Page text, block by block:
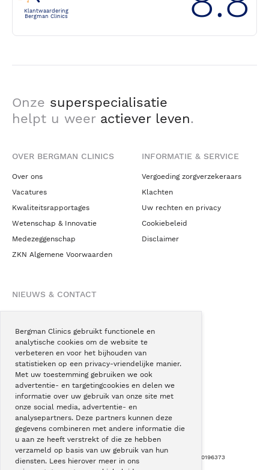
Bergman Clinics gebruikt functionele en
analytische cookies om de website te
verbeteren en voor het bijhouden van
statistieken op een privacy-vriendelijke manier.
Met uw toestemming gebruiken we ook
advertentie- en targetingcookies en delen we
informatie over uw gebruik van onze site met
onze social media, advertentie- en
analysepartners. Deze partners kunnen deze
gegevens combineren met andere informatie die
u aan ze heeft verstrekt of die ze hebben
verzameld op basis van uw gebruik van hun
diensten. Lees hierover meer in ons
Klantwaardering
Bergman Clinics
Onze superspecialisatie
helpt u weer actiever leven.
OVER BERGMAN CLINICS
Over ons
Vacatures
Kwaliteitsrapportages
Wetenschap & Innovatie
Medezeggenschap
ZKN Algemene Voorwaarden
INFORMATIE & SERVICE
Vergoeding zorgverzekeraars
Klachten
Uw rechten en privacy
Cookiebeleid
Disclaimer
NIEUWS & CONTACT
Blogs
Podcast
Pressroom
Instagram
Facebook
LinkedIn
Copyright © Bergman Clinics 2026 KVK nummer: 30196373